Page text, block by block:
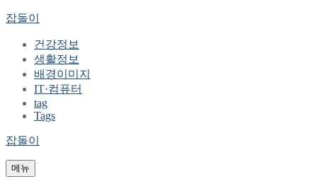
콘
메
닫
잡돌이
건강정보
생활정보
배경이미지
IT·컴퓨터
tag
Tags
잡돌이
메뉴